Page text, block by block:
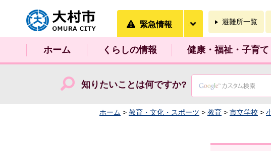
大村市
緊急情報 避難所一覧
ホーム くらしの情報 健康・福祉・子育て
知りたいことは何ですか?
ホーム > 教育・文化・スポーツ > 教育 > 市立学校 >